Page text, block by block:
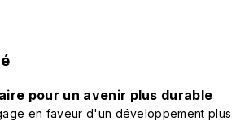
pour un avenir plus durable
en faveur d'un développement plus